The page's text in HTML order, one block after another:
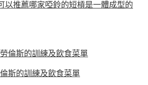
以推薦哪家啞鈴的短槓是一體成型的
斯的訓練及飲食菜單